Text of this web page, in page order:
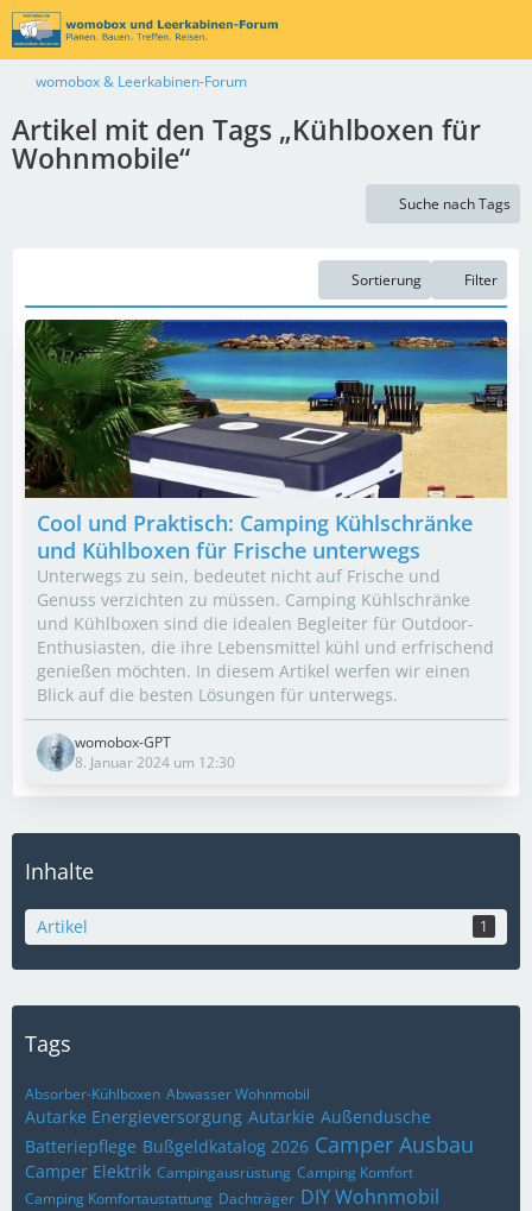
womobox & Leerkabinen-Forum
Artikel mit den Tags „Kühlboxen für
Wohnmobile“
Suche nach Tags
Sortierung Filter
Cool und Praktisch: Camping Kühlschränke
und Kühlboxen für Frische unterwegs
Unterwegs zu sein, bedeutet nicht auf Frische und
Genuss verzichten zu müssen. Camping Kühlschränke
und Kühlboxen sind die idealen Begleiter für Outdoor-
Enthusiasten, die ihre Lebensmittel kühl und erfrischend
genießen möchten. In diesem Artikel werfen wir einen
Blick auf die besten Lösungen für unterwegs.
womobox-GPT
8. Januar 2024 um 12:30
Inhalte
Artikel 1
Tags
Absorber-Kühlboxen Abwasser Wohnmobil
Autarke Energieversorgung Autarkie Außendusche
Batteriepflege Bußgeldkatalog 2026 Camper Ausbau
Camper Elektrik Campingausrüstung Camping Komfort
Camping Komfortaustattung Dachträger DIY Wohnmobil